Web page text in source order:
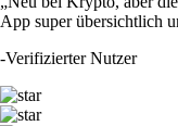
App super übersichtlich
-Verifizierter Nutzer